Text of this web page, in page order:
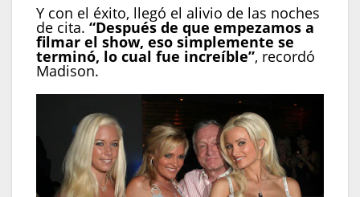
Y con el éxito, llegó el alivio de las noches
de cita. “Después de que empezamos a
filmar el show, eso simplemente se
terminó, lo cual fue increíble”, recordó
Madison.